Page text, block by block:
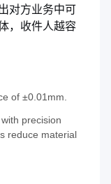
对方业务中可
，收件人越容
of ±0.01mm.
precision
reduce material